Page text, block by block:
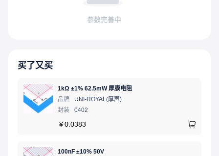
参数完善中
买了又买
1kΩ ±1% 62.5mW 厚膜电阻
品牌
UNI-ROYAL(厚声)
封装
0402
￥0.0383
100nF ±10% 50V